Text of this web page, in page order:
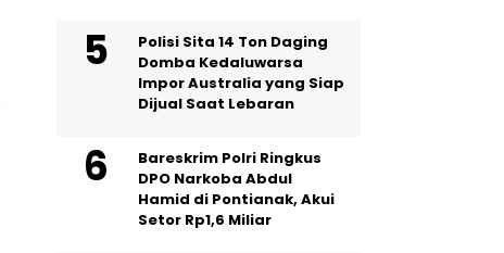
Polisi Sita 14 Ton Daging
Domba Kedaluwarsa
Impor Australia yang Siap
Dijual Saat Lebaran
Bareskrim Polri Ringkus
DPO Narkoba Abdul
Hamid di Pontianak, Akui
Setor Rp1,6 Miliar